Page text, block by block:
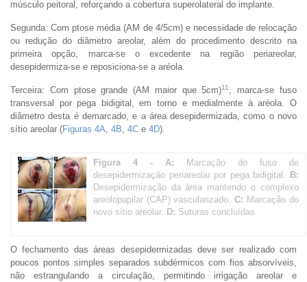
músculo peitoral, reforçando a cobertura superolateral do implante.
Segunda: Com ptose média (AM de 4/5cm) e necessidade de relocação
ou redução do diâmetro areolar, além do procedimento descrito na
primeira opção, marca-se o excedente na região periareolar,
desepidermiza-se e reposiciona-se a aréola.
Terceira: Com ptose grande (AM maior que 5cm)11
, marca-se fuso
transversal por pega bidigital, em torno e medialmente à aréola. O
diâmetro desta é demarcado, e a área desepidermizada, como o novo
sítio areolar (Figuras 4A 4B 4C e 4D).
Figura 4 - A: Marcação do fuso de
desepidermização periareolar por pega bidigital.
B:
Desepidermização da área mantendo o complexo
areolopapilar (CAP) vascularizado.C: Marcação do
novo sítio areolar.
D: Suturas concluídas.
O fechamento das áreas desepidermizadas deve ser realizado com
poucos pontos simples separados subdérmicos com fios absorvíveis,
não estrangulando a circulação, permitindo irrigação areolar e